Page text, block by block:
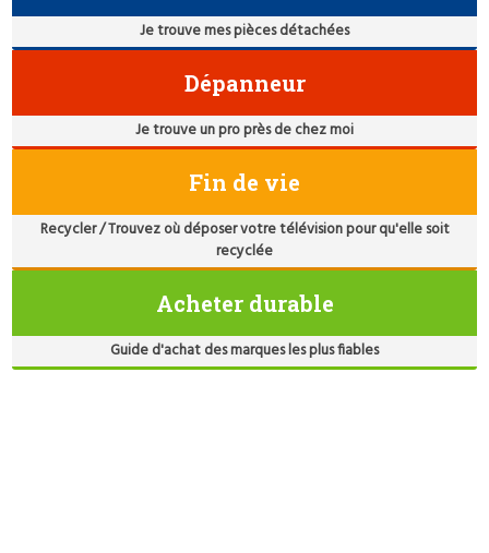
Je trouve mes pièces détachées
Dépanneur
Je trouve un pro près de chez moi
Fin de vie
Recycler / Trouvez où déposer votre télévision pour qu'elle soit
recyclée
Acheter durable
Guide d'achat des marques les plus fiables